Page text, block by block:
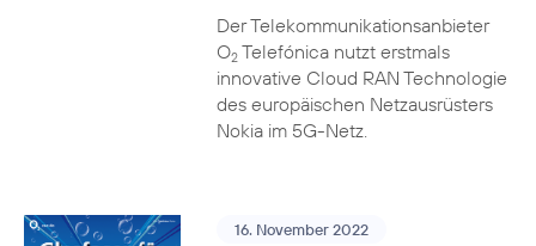
Der Telekommunikationsanbieter
O2Telefónica nutzt erstmals
innovative Cloud RAN Technologie
des europäischen Netzausrüsters
Nokia im 5G-Netz.
16. November 2022